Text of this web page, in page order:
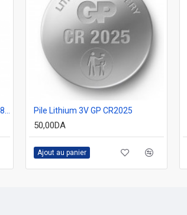
Pile Lithium 3V GP CR2025
50,00DA
Ajout au panier